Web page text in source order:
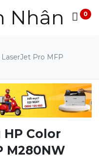
0
Pro MFP
Color
M280NW